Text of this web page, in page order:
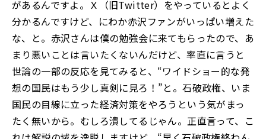
があるんですよ。Ｘ（旧Twitter）をやっているとよく
分かるんですけど、にわか赤沢ファンがいっぱい増えた
な、と。赤沢さんは僕の勉強会に来てもらったので、あ
まり悪いことは言いたくないんだけど、率直に言うと
世論の一部の反応を見てみると、 “ワイドショー的な発
想の国民はもう少し真剣に見ろ！”と。石破政権、いま
国民の目線に立った経済対策をやろうという気がまっ
たく無いから。むしろ潰してるじゃん。正直言って、こ